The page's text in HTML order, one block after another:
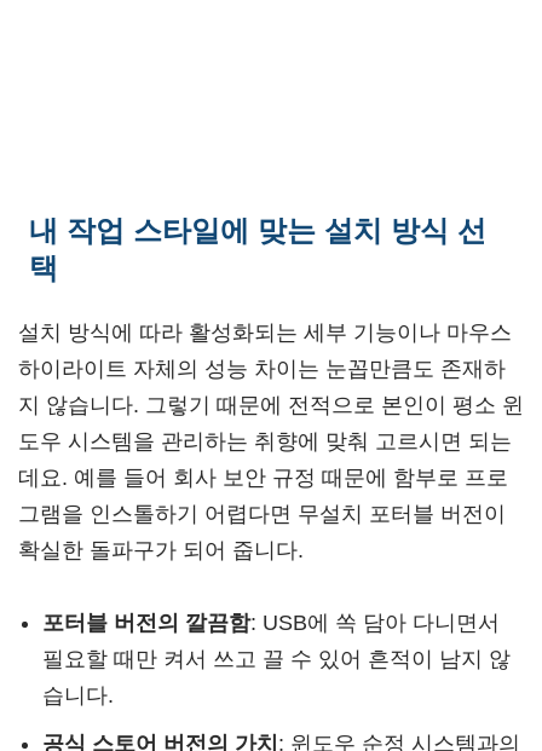
내 작업 스타일에 맞는 설치 방식 선
택
설치 방식에 따라 활성화되는 세부 기능이나 마우스
하이라이트 자체의 성능 차이는 눈꼽만큼도 존재하
지 않습니다. 그렇기 때문에 전적으로 본인이 평소 윈
도우 시스템을 관리하는 취향에 맞춰 고르시면 되는
데요. 예를 들어 회사 보안 규정 때문에 함부로 프로
그램을 인스톨하기 어렵다면 무설치 포터블 버전이
확실한 돌파구가 되어 줍니다.
포터블 버전의 깔끔함: USB에 쏙 담아 다니면서
필요할 때만 켜서 쓰고 끌 수 있어 흔적이 남지 않
습니다.
공식 스토어 버전의 가치 : 윈도우 순정 시스템과의